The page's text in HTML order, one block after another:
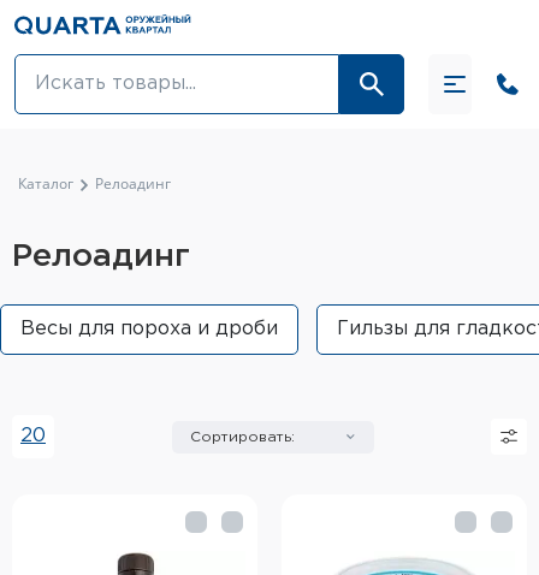
Оптовикам
Оружие и патроны
Одежда
Тюнинг оружия и ЗИП
Тактическое снаряжение
Каталог Релоадинг
Релоадинг
Весы для пороха и дроби Гильзы для
Сортировать:
20